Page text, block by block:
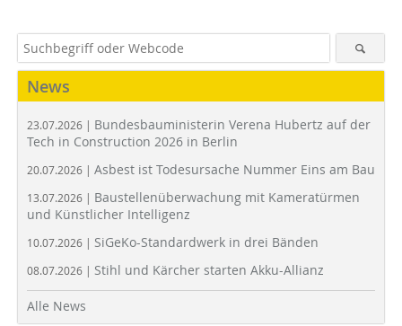
News
23.07.2026 | Bundesbauministerin Verena Hubertz auf der
Tech in Construction 2026 in Berlin
20.07.2026 | Asbest ist Todesursache Nummer Eins am Bau
13.07.2026 | Baustellenüberwachung mit Kameratürmen
und Künstlicher Intelligenz
10.07.2026 | SiGeKo-Standardwerk in drei Bänden
08.07.2026 | Stihl und Kärcher starten Akku-Allianz
Alle News